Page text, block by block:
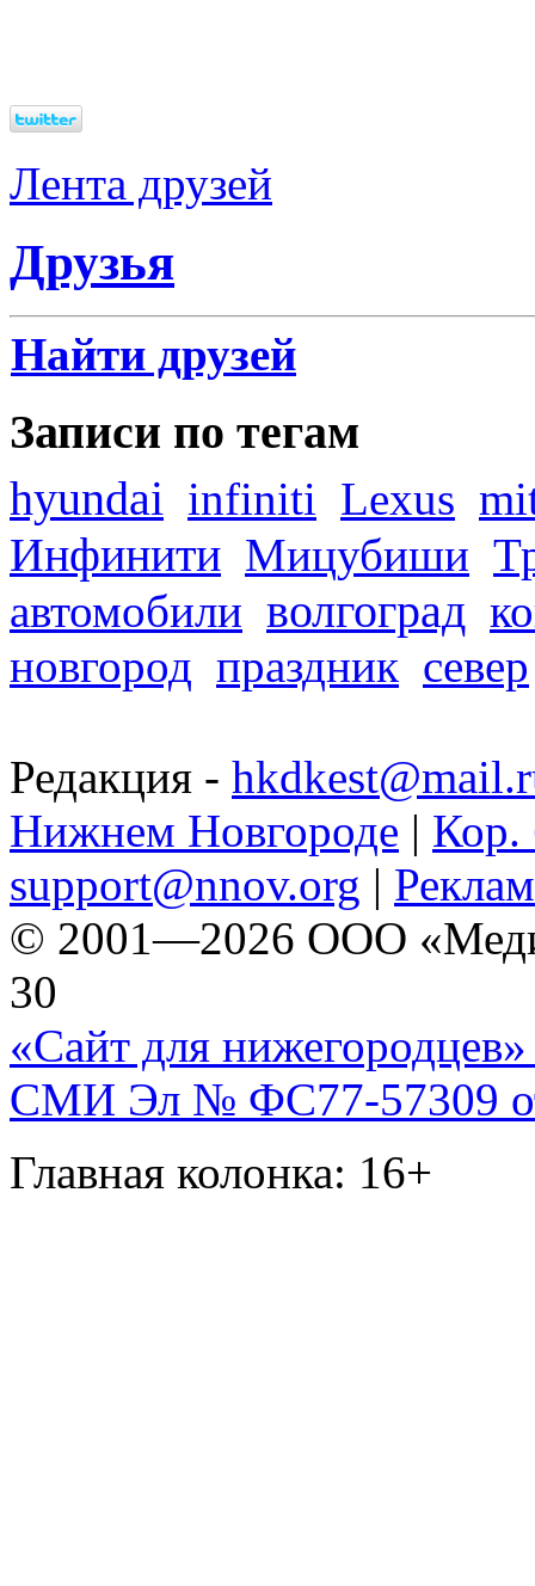
Лента друзей
Друзья
Найти друзей
Записи по тегам
hyundai infiniti Lexus
Инфинити Мицубиши
автомобили волгоград
новгород праздник север
Редакция -
Нижнем Новгороде | Кор.
support@nnov.org |
© 2001—2026 ООО
30
«Сайт для нижегородцев»
СМИ Эл № ФС77-57309
Главная колонка: 16+